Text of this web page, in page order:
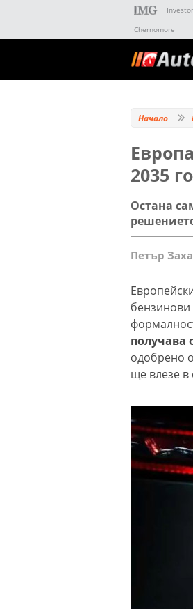
Investor
Chernomore
Начало
2035
Остана
Петър
бензинови
получава
одобрено
ще влезе в